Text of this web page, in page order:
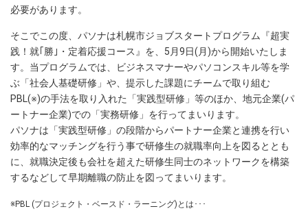
必要があります。
そこでこの度、パソナは札幌市ジョブスタートプログラム『超実
践！就｢勝｣・定着応援コース』を、5月9日(月)から開始いたしま
す。当プログラムでは、ビジネスマナーやパソコンスキル等を学
ぶ「社会人基礎研修」や、提示した課題にチームで取り組む
PBL(※)の手法を取り入れた「実践型研修」等のほか、地元企業(パ
ートナー企業)での「実務研修」を行ってまいります。
パソナは「実践型研修」の段階からパートナー企業と連携を行い
効率的なマッチングを行う事で研修生の就職率向上を図るととも
に、就職決定後も会社を超えた研修生同士のネットワークを構築
するなどして早期離職の防止を図ってまいります。
※PBL (プロジェクト・ベースド・ラーニング)とは･･･